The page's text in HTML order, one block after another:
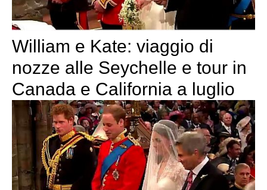
William e Kate: viaggio di
nozze alle Seychelle e tour in
Canada e California a luglio